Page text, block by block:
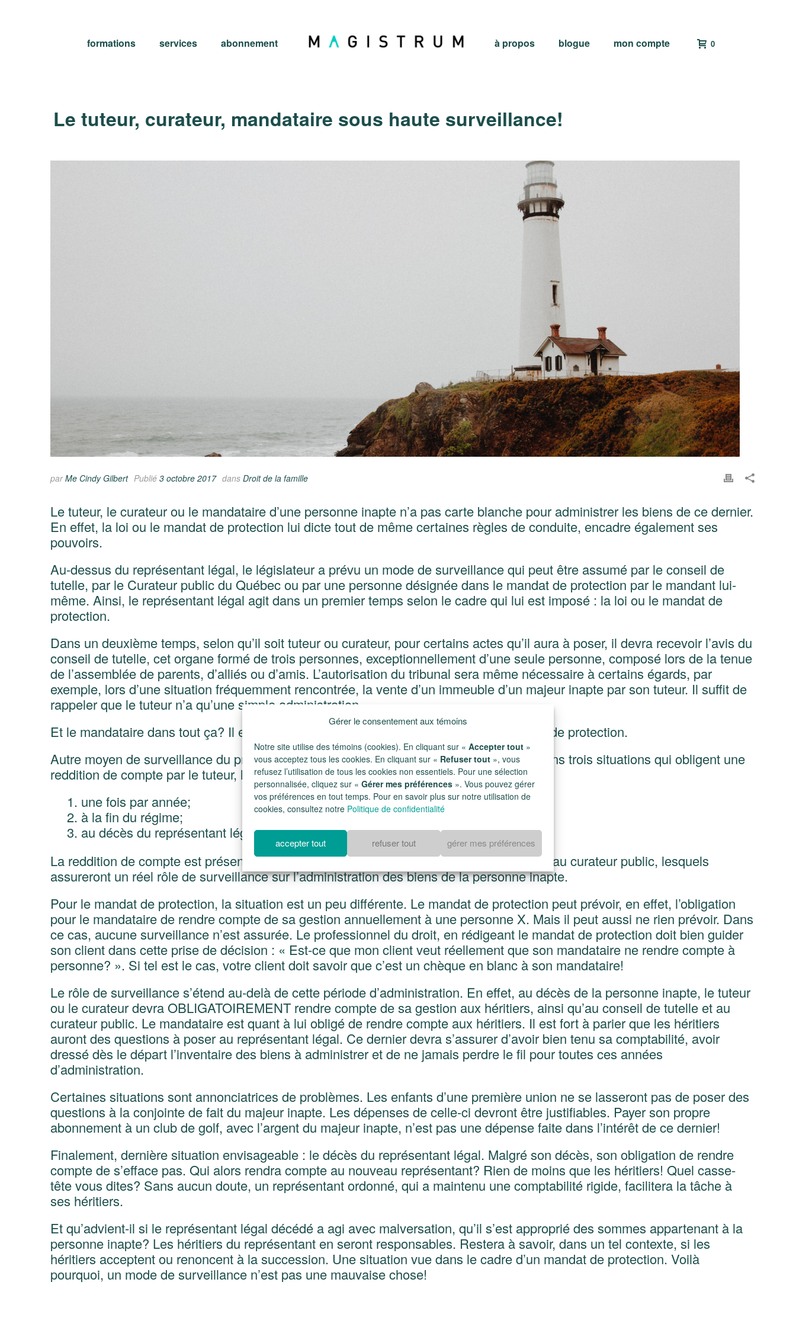
Gérer le consentement aux témoins
Notre site utilise des témoins (cookies). En cliquant sur « Accepter tout »
vous acceptez tous les cookies. En cliquant sur « Refuser tout », vous
refusez l’utilisation de tous les cookies non essentiels. Pour une sélection
personnalisée, cliquez sur « Gérer mes préférences ». Vous pouvez gérer
vos préférences en tout temps. Pour en savoir plus sur notre utilisation de
cookies, consultez notre Politique de confidentialité
accepter tout refuser tout gérer mes préférences
formations services abonnement à propos blogue mon compte 0
Le tuteur, curateur, mandataire sous haute surveillance!
parMe Cindy Gilbert Publié 3 octobre 2017 dans Droit de la famille
Le tuteur, le curateur ou le mandataire d’une personne inapte n’a pas carte blanche pour administrer les biens de ce dernier.
En effet, la loi ou le mandat de protection lui dicte tout de même certaines règles de conduite, encadre également ses
pouvoirs.
Au-dessus du représentant légal, le législateur a prévu un mode de surveillance qui peut être assumé par le conseil de
tutelle, par le Curateur public du Québec ou par une personne désignée dans le mandat de protection par le mandant lui-
même. Ainsi, le représentant légal agit dans un premier temps selon le cadre qui lui est imposé : la loi ou le mandat de
protection.
Dans un deuxième temps, selon qu’il soit tuteur ou curateur, pour certains actes qu’il aura à poser, il devra recevoir l’avis du
conseil de tutelle, cet organe formé de trois personnes, exceptionnellement d’une seule personne, composé lors de la tenue
de l’assemblée de parents, d’alliés ou d’amis. L’autorisation du tribunal sera même nécessaire à certains égards, par
exemple, lors d’une situation fréquemment rencontrée, la vente d’un immeuble d’un majeur inapte par son tuteur. Il suffit de
rappeler que le tuteur n’a qu’une simple administration.
Et le mandataire dans tout ça? Il est limité aux seuls pouvoirs que lui confère le mandat de protection.
Autre moyen de surveillance du protecteur légal : la reddition de compte. Il existe au moins trois situations qui obligent une
reddition de compte par le tuteur, le curateur et possiblement le mandataire:
une fois par année;
à la fin du régime;
au décès du représentant légal.
La reddition de compte est présentée par le tuteur ou le curateur, au conseil de tutelle et au curateur public, lesquels
assureront un réel rôle de surveillance sur l’administration des biens de la personne inapte.
Pour le mandat de protection, la situation est un peu différente. Le mandat de protection peut prévoir, en effet, l’obligation
pour le mandataire de rendre compte de sa gestion annuellement à une personne X. Mais il peut aussi ne rien prévoir. Dans
ce cas, aucune surveillance n’est assurée. Le professionnel du droit, en rédigeant le mandat de protection doit bien guider
son client dans cette prise de décision : « Est-ce que mon client veut réellement que son mandataire ne rendre compte à
personne? ». Si tel est le cas, votre client doit savoir que c’est un chèque en blanc à son mandataire!
Le rôle de surveillance s’étend au-delà de cette période d’administration. En effet, au décès de la personne inapte, le tuteur
ou le curateur devra OBLIGATOIREMENT rendre compte de sa gestion aux héritiers, ainsi qu’au conseil de tutelle et au
curateur public. Le mandataire est quant à lui obligé de rendre compte aux héritiers. Il est fort à parier que les héritiers
auront des questions à poser au représentant légal. Ce dernier devra s’assurer d’avoir bien tenu sa comptabilité, avoir
dressé dès le départ l’inventaire des biens à administrer et de ne jamais perdre le fil pour toutes ces années
d’administration.
Certaines situations sont annonciatrices de problèmes. Les enfants d’une première union ne se lasseront pas de poser des
questions à la conjointe de fait du majeur inapte. Les dépenses de celle-ci devront être justifiables. Payer son propre
abonnement à un club de golf, avec l’argent du majeur inapte, n’est pas une dépense faite dans l’intérêt de ce dernier!
Finalement, dernière situation envisageable : le décès du représentant légal. Malgré son décès, son obligation de rendre
compte de s’efface pas. Qui alors rendra compte au nouveau représentant? Rien de moins que les héritiers! Quel casse-
tête vous dites? Sans aucun doute, un représentant ordonné, qui a maintenu une comptabilité rigide, facilitera la tâche à
ses héritiers.
Et qu’advient-il si le représentant légal décédé a agi avec malversation, qu’il s’est approprié des sommes appartenant à la
personne inapte? Les héritiers du représentant en seront responsables. Restera à savoir, dans un tel contexte, si les
héritiers acceptent ou renoncent à la succession. Une situation vue dans le cadre d’un mandat de protection. Voilà
pourquoi, un mode de surveillance n’est pas une mauvaise chose!